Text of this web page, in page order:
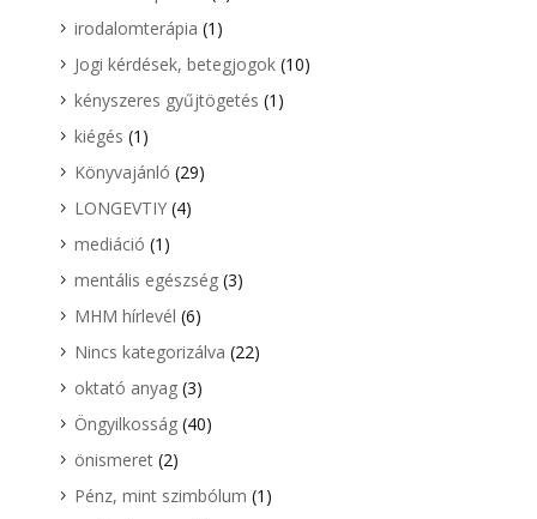
irodalomterápia (1)
Jogi kérdések, betegjogok(10)
kényszeres gyűjtögetés (1)
kiégés (1)
Könyvajánló (29)
LONGEVTIY(4)
mediáció (1)
mentális egészség(3)
MHM hírlevél (6)
Nincs kategorizálva (22)
oktató anyag(3)
Öngyilkosság(40)
önismeret(2)
Pénz, mint szimbólum (1)